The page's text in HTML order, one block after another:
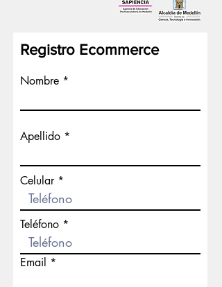
Registro Ecommerce
Nombre
Apellido
Celular
Teléfono
Email